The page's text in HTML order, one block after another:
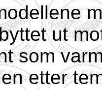
ut
som
etter